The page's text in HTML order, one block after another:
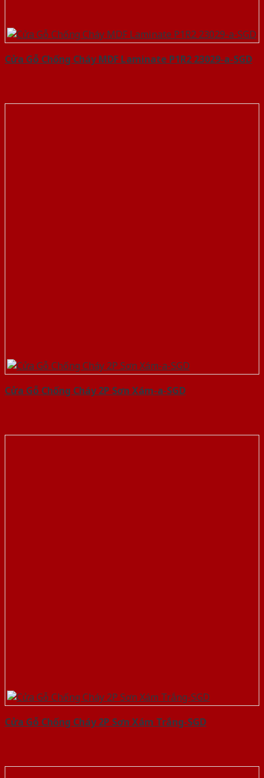
Cửa Gỗ Chống Cháy MDF Laminate P1R2 23029-a-SGD
Cửa Gỗ Chống Cháy 2P Sơn Xám-a-SGD
Cửa Gỗ Chống Cháy 2P Sơn Xám Trắng-SGD